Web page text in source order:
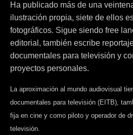
Ha publicado más de una
ilustración propia, siete de ellos
fotográficos. Sigue siendo free
editorial, también escribe
documentales para televisión y
proyectos personales.
La aproximación al mundo audiovisual
documentales para televisión (EITB),
fija en cine y como piloto y operador de
televisión.